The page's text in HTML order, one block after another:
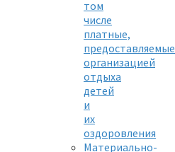
том
числе
платные,
предоставляемые
организацией
отдыха
детей
и
их
оздоровления
Материально-